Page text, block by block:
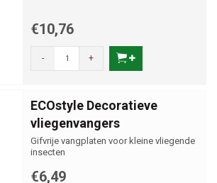
€10,76
- +
ECOstyle Decoratieve
vliegenvangers
Gifvrije vangplaten voor kleine vliegende
insecten
€6,49